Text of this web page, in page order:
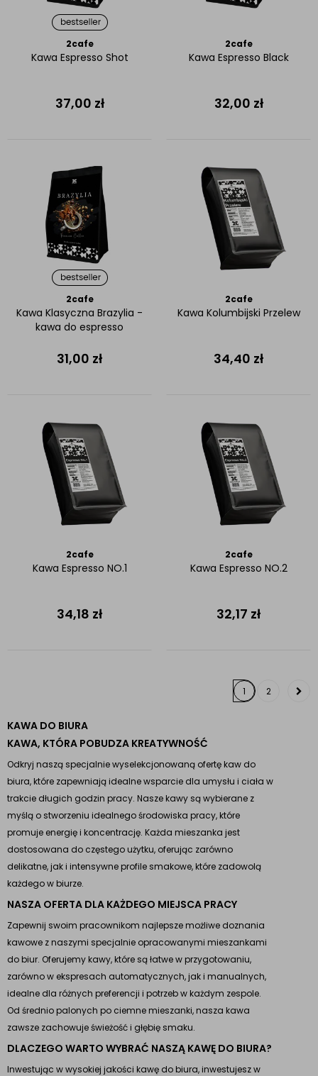
2cafe
Kawa Espresso Shot
37,00 zł
2cafe
Kawa Espresso Black
32,00 zł
2cafe
Kawa Klasyczna Brazylia -
kawa do espresso
31,00 zł
2cafe
Kawa Kolumbijski Przelew
34,40 zł
2cafe
Kawa Espresso NO.1
34,18 zł
2cafe
Kawa Espresso NO.2
32,17 zł
1 2
KAWA DO BIURA
KAWA, KTÓRA POBUDZA KREATYWNOŚĆ
Odkryj naszą specjalnie wyselekcjonowaną ofertę kaw do
biura, które zapewniają idealne wsparcie dla umysłu i ciała w
trakcie długich godzin pracy. Nasze kawy są wybierane z
myślą o stworzeniu idealnego środowiska pracy, które
promuje energię i koncentrację. Każda mieszanka jest
dostosowana do częstego użytku, oferując zarówno
delikatne, jak i intensywne profile smakowe, które zadowolą
każdego w biurze.
NASZA OFERTA DLA KAŻDEGO MIEJSCA PRACY
Zapewnij swoim pracownikom najlepsze możliwe doznania
kawowe z naszymi specjalnie opracowanymi mieszankami
do biur. Oferujemy kawy, które są łatwe w przygotowaniu,
zarówno w ekspresach automatycznych, jak i manualnych,
idealne dla różnych preferencji i potrzeb w każdym zespole.
Od średnio palonych po ciemne mieszanki, nasza kawa
zawsze zachowuje świeżość i głębię smaku.
DLACZEGO WARTO WYBRAĆ NASZĄ KAWĘ DO BIURA?
Inwestując w wysokiej jakości kawę do biura, inwestujesz w